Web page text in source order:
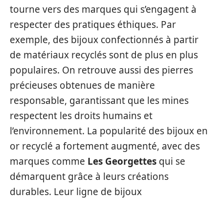
tourne vers des marques qui s’engagent à
respecter des pratiques éthiques. Par
exemple, des bijoux confectionnés à partir
de matériaux recyclés sont de plus en plus
populaires. On retrouve aussi des pierres
précieuses obtenues de manière
responsable, garantissant que les mines
respectent les droits humains et
l’environnement. La popularité des bijoux en
or recyclé a fortement augmenté, avec des
marques comme Les Georgettes qui se
démarquent grâce à leurs créations
durables. Leur ligne de bijoux